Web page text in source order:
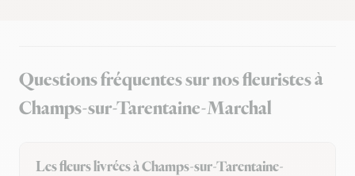
Questions fréquentes sur nos fleuristes à
Champs-sur-Tarentaine-Marchal
Les fleurs livrées à Champs-sur-Tarentaine-